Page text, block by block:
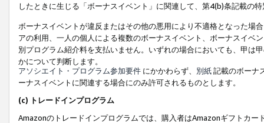
したときに生じる「ボーナスイベント」に関連して、第4(b)条記載の
ボーナスイベントが違反またはその他の悪用により不適格となった場
アの利用、一人の個人による複数のボーナスイベント、ボーナスイベ
別プログラム紹介料を支払いません。いずれの場合においても、甲は
かについて判断します。
アソシエイト・プログラム参加要件 にかかわらず、 別紙記載のボーナ
ーナスイベントに関連する場合にのみ許可されるものとします。
(c) トレードインプログラム
Amazonのトレードインプログラムでは、購入者はAmazonギフトカ